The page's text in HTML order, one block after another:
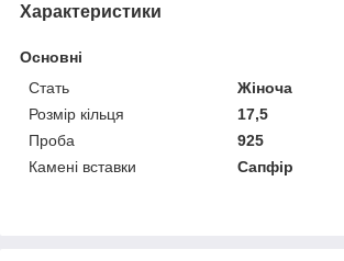
Характеристики
Основні
Стать
Жіноча
Розмір кільця
17,5
Проба
925
Камені вставки
Сапфір